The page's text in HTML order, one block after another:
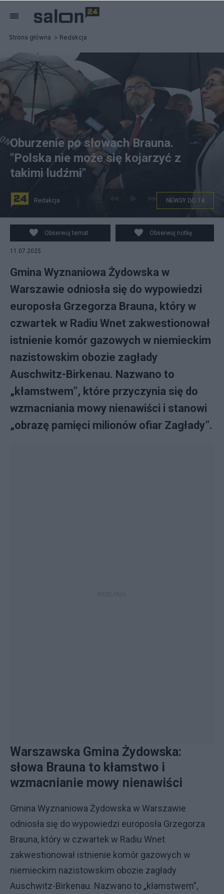
Strona główna Redakcja
Europoseł Grzegorz Braun (C) podczas odsłonięcia alei
pamięci z 7 głazami i tablicami, których treść
kwestionuje udział Polaków w zbrodni i obarcza nią
jedynie oddział niemieckiego wojska, 10 bm. przy
pomniku upamiętniającym Żydów zamordowanych w
lipcu 19
Oburzenie po słowach Brauna.
"Polska nie może się kojarzyć z
takimi ludźmi"
Redakcja NEWSY DO 14
Obserwuj temat Obserwuj notkę
11.07.2025
Gmina Wyznaniowa Żydowska w
Warszawie odniosła się do wypowiedzi
europosła Grzegorza Brauna, który w
czwartek w Radiu Wnet zakwestionował
istnienie komór gazowych w niemieckim
nazistowskim obozie zagłady
Auschwitz-Birkenau. Nazwano to
„kłamstwem”, które przyczynia się do
wzmacniania mowy nienawiści i stanowi
„obrazę pamięci milionów ofiar Zagłady”.
Warszawska Gmina Żydowska:
słowa Brauna to kłamstwo i
wzmacnianie mowy nienawiści
Gmina Wyznaniowa Żydowska w Warszawie
odniosła się do wypowiedzi europosła Grzegorza
Brauna, który w czwartek w Radiu Wnet
zakwestionował istnienie komór gazowych w
niemieckim nazistowskim obozie zagłady
Auschwitz-Birkenau. Nazwano to „kłamstwem”,